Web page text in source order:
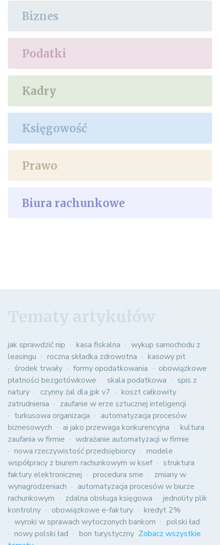
Biznes
Podatki
Kadry
Księgowość
Prawo
Biura rachunkowe
jak sprawdzić nip kasa fiskalna
wykup samochodu z
leasingu
roczna składka zdrowotna
kasowy pit
środek trwały
formy opodatkowania
obowiązkowe
płatności bezgotówkowe
skala podatkowa
spis z
natury
czynny żal dla jpk v7
koszt całkowity
zatrudnienia
zaufanie w erze sztucznej inteligencji
turkusowa organizacja
automatyzacja procesów
biznesowych
ai jako przewaga konkurencyjna
kultura
zaufania w firmie
wdrażanie automatyzacji w firmie
nowa rzeczywistość przedsiębiorcy
modele
współpracy z biurem rachunkowym w ksef
struktura
faktury elektronicznej
procedura sme
zmiany w
wynagrodzeniach
automatyzacja procesów w biurze
rachunkowym
zdalna obsługa księgowa
jednolity plik
kontrolny
obowiązkowe e-faktury
kredyt 2%
wyroki w sprawach wytoczonych bankom
polski ład
nowy polski ład
bon turystyczny Zobacz wszystkie